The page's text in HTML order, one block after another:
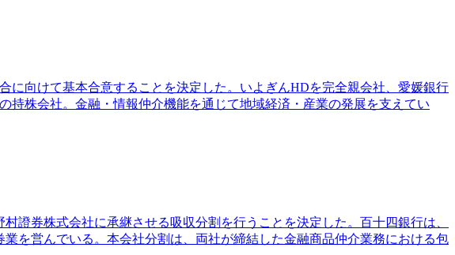
に向けて基本合意することを決定した。いよぎんHDを完全親会社、愛媛銀行
株会社。金融・情報仲介機能を通じて地域経済・産業の発展を支えてい
證券株式会社に承継させる吸収分割を行うことを決定した。百十四銀行は、
を営んでいる。本会社分割は、両社が締結した金融商品仲介業務における包